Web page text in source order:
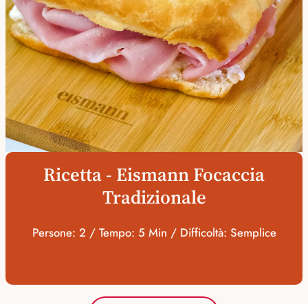
Ricetta - Eismann Focaccia
Tradizionale
Persone: 2 / Tempo: 5 Min / Difficoltà: Semplice